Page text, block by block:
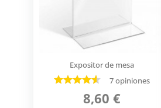
Expositor de mesa
7 opiniones
8,60 €